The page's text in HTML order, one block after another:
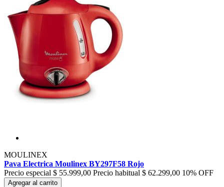
MOULINEX
Pava Electrica Moulinex BY297F58 Rojo
Precio especial $ 55.999,00 Precio habitual $ 62.299,00 10% OFF
Agregar al carrito